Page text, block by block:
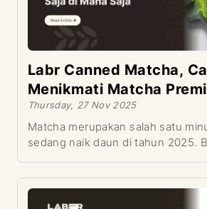
yang sempurna.
Labr Canned Matcha,
Menikmati Matcha
Thursday, 27 Nov 2025
Matcha merupakan salah satu
sedang naik daun di tahun 2025.
makin kuat karena orang ingin
yang praktis tanpa harus antre